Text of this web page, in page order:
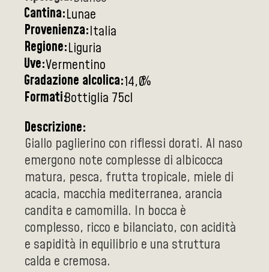
Cantina:Lunae
Provenienza:Italia
Regione:Liguria
Uve:Vermentino
Gradazione alcolica:14,0%
Formati:Bottiglia 75cl
Descrizione:
Giallo paglierino con riflessi dorati. Al naso
emergono note complesse di albicocca
matura, pesca, frutta tropicale, miele di
acacia, macchia mediterranea, arancia
candita e camomilla. In bocca è
complesso, ricco e bilanciato, con acidità
e sapidità in equilibrio e una struttura
calda e cremosa.